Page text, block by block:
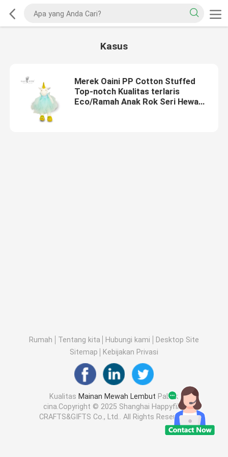
Kasus
Merek Oaini PP Cotton Stuffed
Top-notch Kualitas terlaris
Eco/Ramah Anak Rok Seri Hewan
Rumah Tentang kita Hubungi kami
Desktop Site
Sitemap
Kebijakan Privasi
Kualitas Mainan Mewah Lembut Pabrik
cina.Copyright © 2025 Shanghai Happyfills
CRAFTS&GIFTS Co., Ltd.. All Rights Reserved.